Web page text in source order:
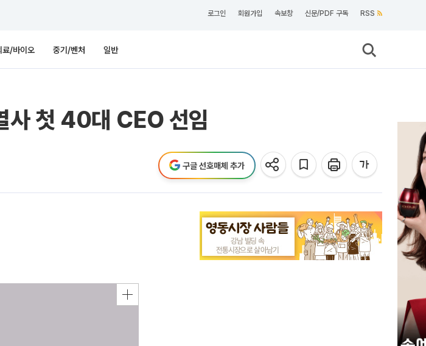
로그인 회원가입 속보창 신문/PDF 구독 RSS
료/바이오 중기/벤처 일반
사 첫 40대 CEO 선임
구글 선호매체 추가